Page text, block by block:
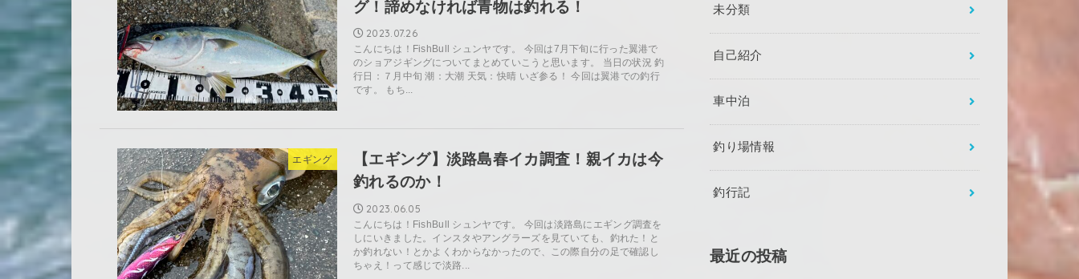
グ！諦めなければ青物は釣れる！
2023.07.26
こんにちは！FishBull シュンヤです。 今回は7月下旬に行った翼港で
のショアジギングについてまとめていこうと思います。 当日の状況 釣
行日：７月中旬 潮：大潮 天気：快晴 いざ参る！ 今回は翼港での釣行
です。 もち...
エギング
【エギング】淡路島春イカ調査！親イカは今
釣れるのか！
2023.06.05
こんにちは！FishBull シュンヤです。 今回は淡路島にエギング調査を
しにいきました。インスタやアングラーズを見ていても、釣れた！と
か釣れない！とかよくわからなかったので、この際自分の足で確認し
ちゃえ！って感じで淡路...
未分類
自己紹介
車中泊
釣り場情報
釣行記
最近の投稿